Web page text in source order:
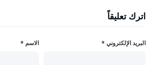
اترك تعليقاً
الاسم * البريد الإلكتروني *